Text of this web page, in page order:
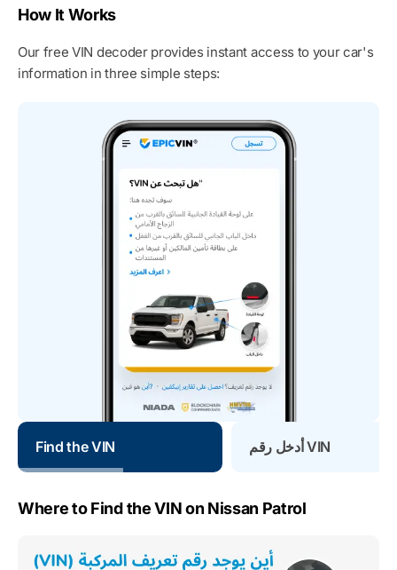
How It Works
Our free VIN decoder provides instant access to your car's
information in three simple steps:
Find the VIN أدخل رقم VIN
Where to Find the VIN on Nissan Patrol